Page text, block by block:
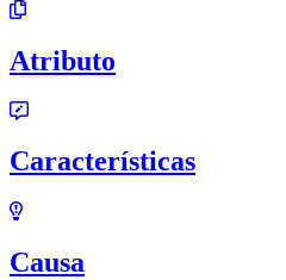
Atributo
Características
Causa